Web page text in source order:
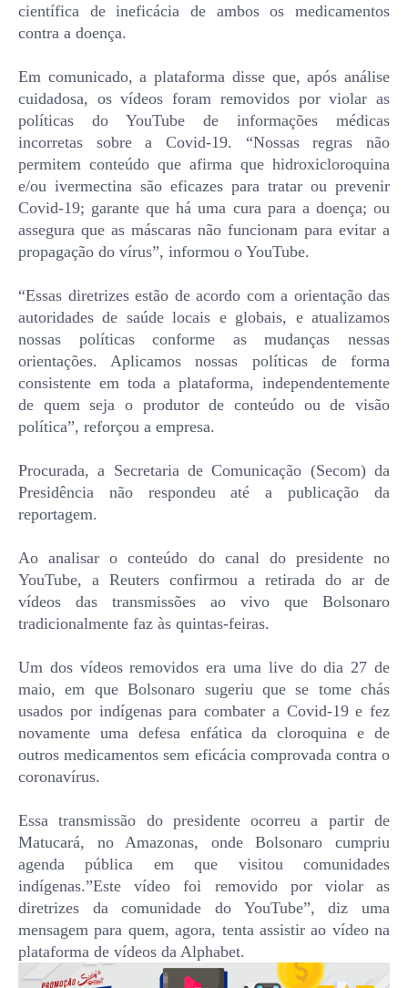
científica de ineficácia de ambos os medicamentos
contra a doença.
Em comunicado, a plataforma disse que, após análise
cuidadosa, os vídeos foram removidos por violar as
políticas do YouTube de informações médicas
incorretas sobre a Covid-19. “Nossas regras não
permitem conteúdo que afirma que hidroxicloroquina
e/ou ivermectina são eficazes para tratar ou prevenir
Covid-19; garante que há uma cura para a doença; ou
assegura que as máscaras não funcionam para evitar a
propagação do vírus”, informou o YouTube.
“Essas diretrizes estão de acordo com a orientação das
autoridades de saúde locais e globais, e atualizamos
nossas políticas conforme as mudanças nessas
orientações. Aplicamos nossas políticas de forma
consistente em toda a plataforma, independentemente
de quem seja o produtor de conteúdo ou de visão
política”, reforçou a empresa.
Procurada, a Secretaria de Comunicação (Secom) da
Presidência não respondeu até a publicação da
reportagem.
Ao analisar o conteúdo do canal do presidente no
YouTube, a Reuters confirmou a retirada do ar de
vídeos das transmissões ao vivo que Bolsonaro
tradicionalmente faz às quintas-feiras.
Um dos vídeos removidos era uma live do dia 27 de
maio, em que Bolsonaro sugeriu que se tome chás
usados por indígenas para combater a Covid-19 e fez
novamente uma defesa enfática da cloroquina e de
outros medicamentos sem eficácia comprovada contra o
coronavírus.
Essa transmissão do presidente ocorreu a partir de
Matucará, no Amazonas, onde Bolsonaro cumpriu
agenda pública em que visitou comunidades
indígenas.”Este vídeo foi removido por violar as
diretrizes da comunidade do YouTube”, diz uma
mensagem para quem, agora, tenta assistir ao vídeo na
plataforma de vídeos da Alphabet.